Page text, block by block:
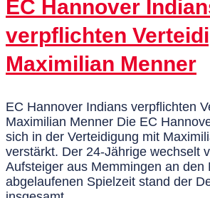
EC Hannover
verpflichten
Maximilian Menner
EC Hannover Indians verpflichten
Maximilian Menner Die EC
sich in der Verteidigung mit
verstärkt. Der 24-Jährige wechselt
Aufsteiger aus Memmingen an den
abgelaufenen Spielzeit stand der